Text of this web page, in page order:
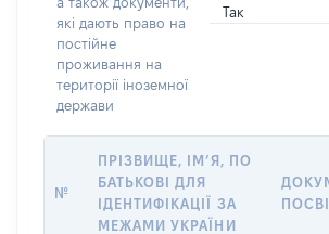
які дають право на
постійне
проживання на
території іноземної
держави
Так
№
ПРІЗВИЩЕ, ІМ’Я, ПО
БАТЬКОВІ ДЛЯ
ІДЕНТИФІКАЦІЇ ЗА
МЕЖАМИ УКРАЇНИ